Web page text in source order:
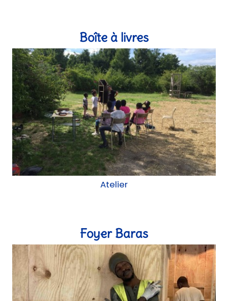
Atelier
Foyer Baras